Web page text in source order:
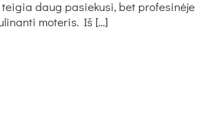
daug pa­sie­ku­si, bet pro­fe­si­nė­je
mo­te­ris. Iš […]